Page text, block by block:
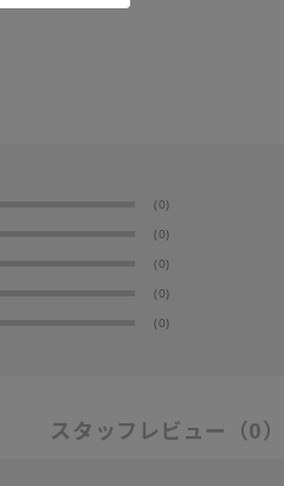
(0)
(0)
(0)
(0)
(0)
スタッフレビュー （0）